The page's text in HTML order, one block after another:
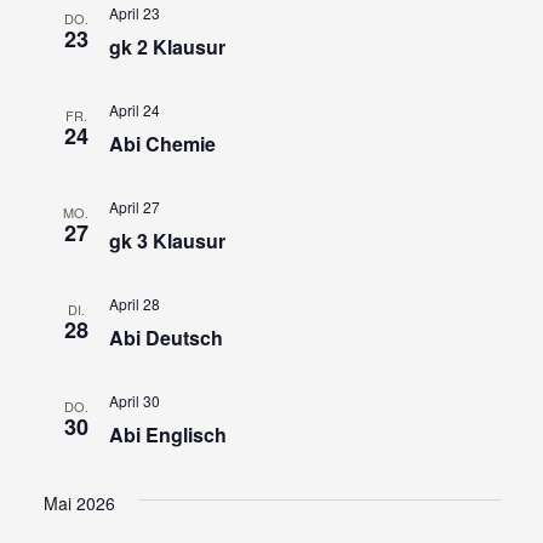
DO.
23 gk 2 Klausur
April 23
FR.
24 Abi Chemie
April 24
MO.
27 gk 3 Klausur
April 27
DI.
28 Abi Deutsch
April 28
DO.
30 Abi Englisch
April 30
Mai 2026